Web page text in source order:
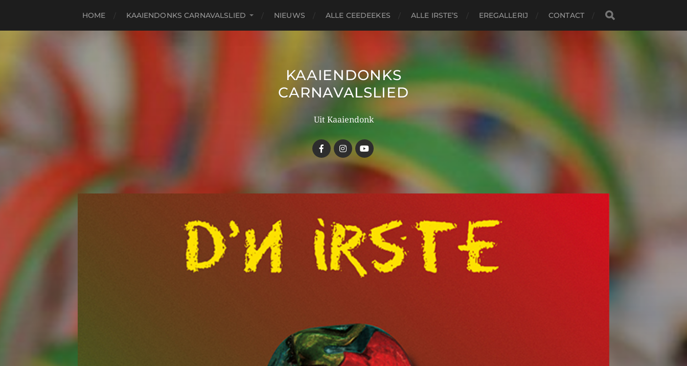
HOME KAAIENDONKS CARNAVALSLIED NIEUWS ALLE CEEDEEKES ALLE IRSTE’S EREGALLERIJ CONTACT
KAAIENDONKS
CARNAVALSLIED
Uit Kaaiendonk